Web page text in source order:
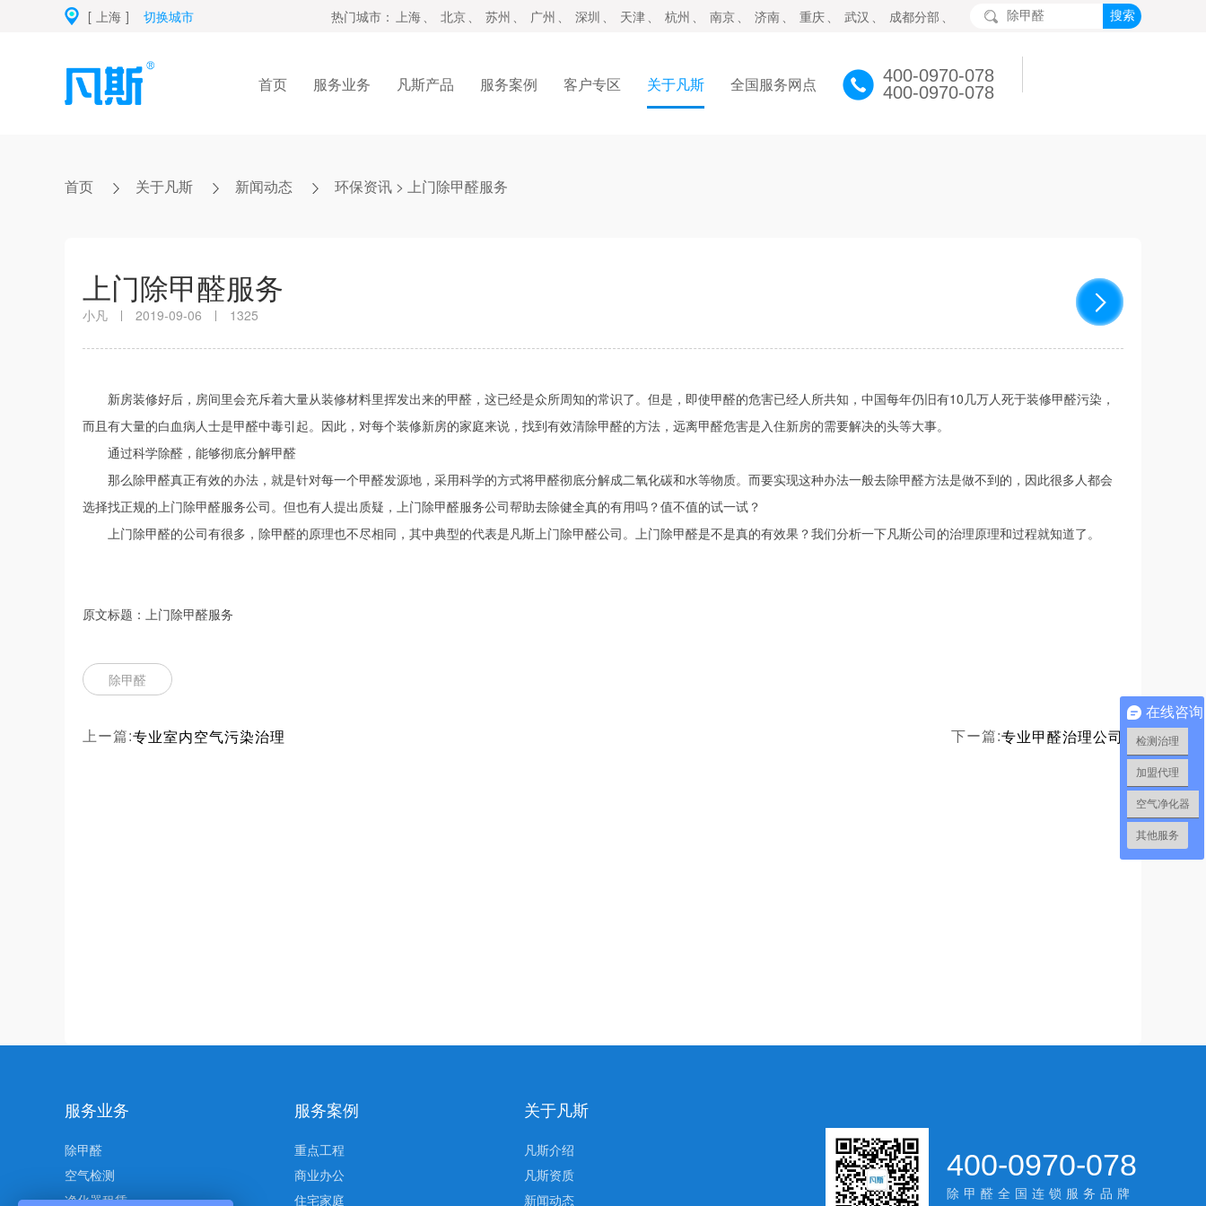
[ 上海 ] 切换城市 热门城市： 上海 、 北京 、 苏州 、 广州 、 深圳 、 天津 、 杭州 、 南京 、 济南 、 重庆 、 武汉 、 成都分部 、
400-0970-078
400-0970-078
首页 服务业务 凡斯产品 服务案例 客户专区 关于凡斯 全国服务网点
首页 关于凡斯 新闻动态 环保资讯 > 上门除甲醛服务
上门除甲醛服务
小凡 2019-09-06 1325
新房装修好后，房间里会充斥着大量从装修材料里挥发出来的甲醛，这已经是众所周知的常识了。但是，即使甲醛的危害已经人所共知，中国每年仍旧有10几万人死于装修甲醛污染，
而且有大量的白血病人士是甲醛中毒引起。因此，对每个装修新房的家庭来说，找到有效清除甲醛的方法，远离甲醛危害是入住新房的需要解决的头等大事。
通过科学除醛，能够彻底分解甲醛
那么除甲醛真正有效的办法，就是针对每一个甲醛发源地，采用科学的方式将甲醛彻底分解成二氧化碳和水等物质。而要实现这种办法一般去除甲醛方法是做不到的，因此很多人都会
选择找正规的上门除甲醛服务公司。但也有人提出质疑，上门除甲醛服务公司帮助去除健全真的有用吗？值不值的试一试？
上门除甲醛的公司有很多，除甲醛的原理也不尽相同，其中典型的代表是凡斯上门除甲醛公司。上门除甲醛是不是真的有效果？我们分析一下凡斯公司的治理原理和过程就知道了。
原文标题：上门除甲醛服务
除甲醛
上ー篇:专业室内空气污染治理 下ー篇:专业甲醛治理公司
服务业务
除甲醛
空气检测
净化器租赁
服务案例
重点工程
商业办公
住宅家庭
关于凡斯
凡斯介绍
凡斯资质
新闻动态
400-0970-078
除甲醛全国连锁服务品牌
在线咨询
检测治理
加盟代理
空气净化器
其他服务